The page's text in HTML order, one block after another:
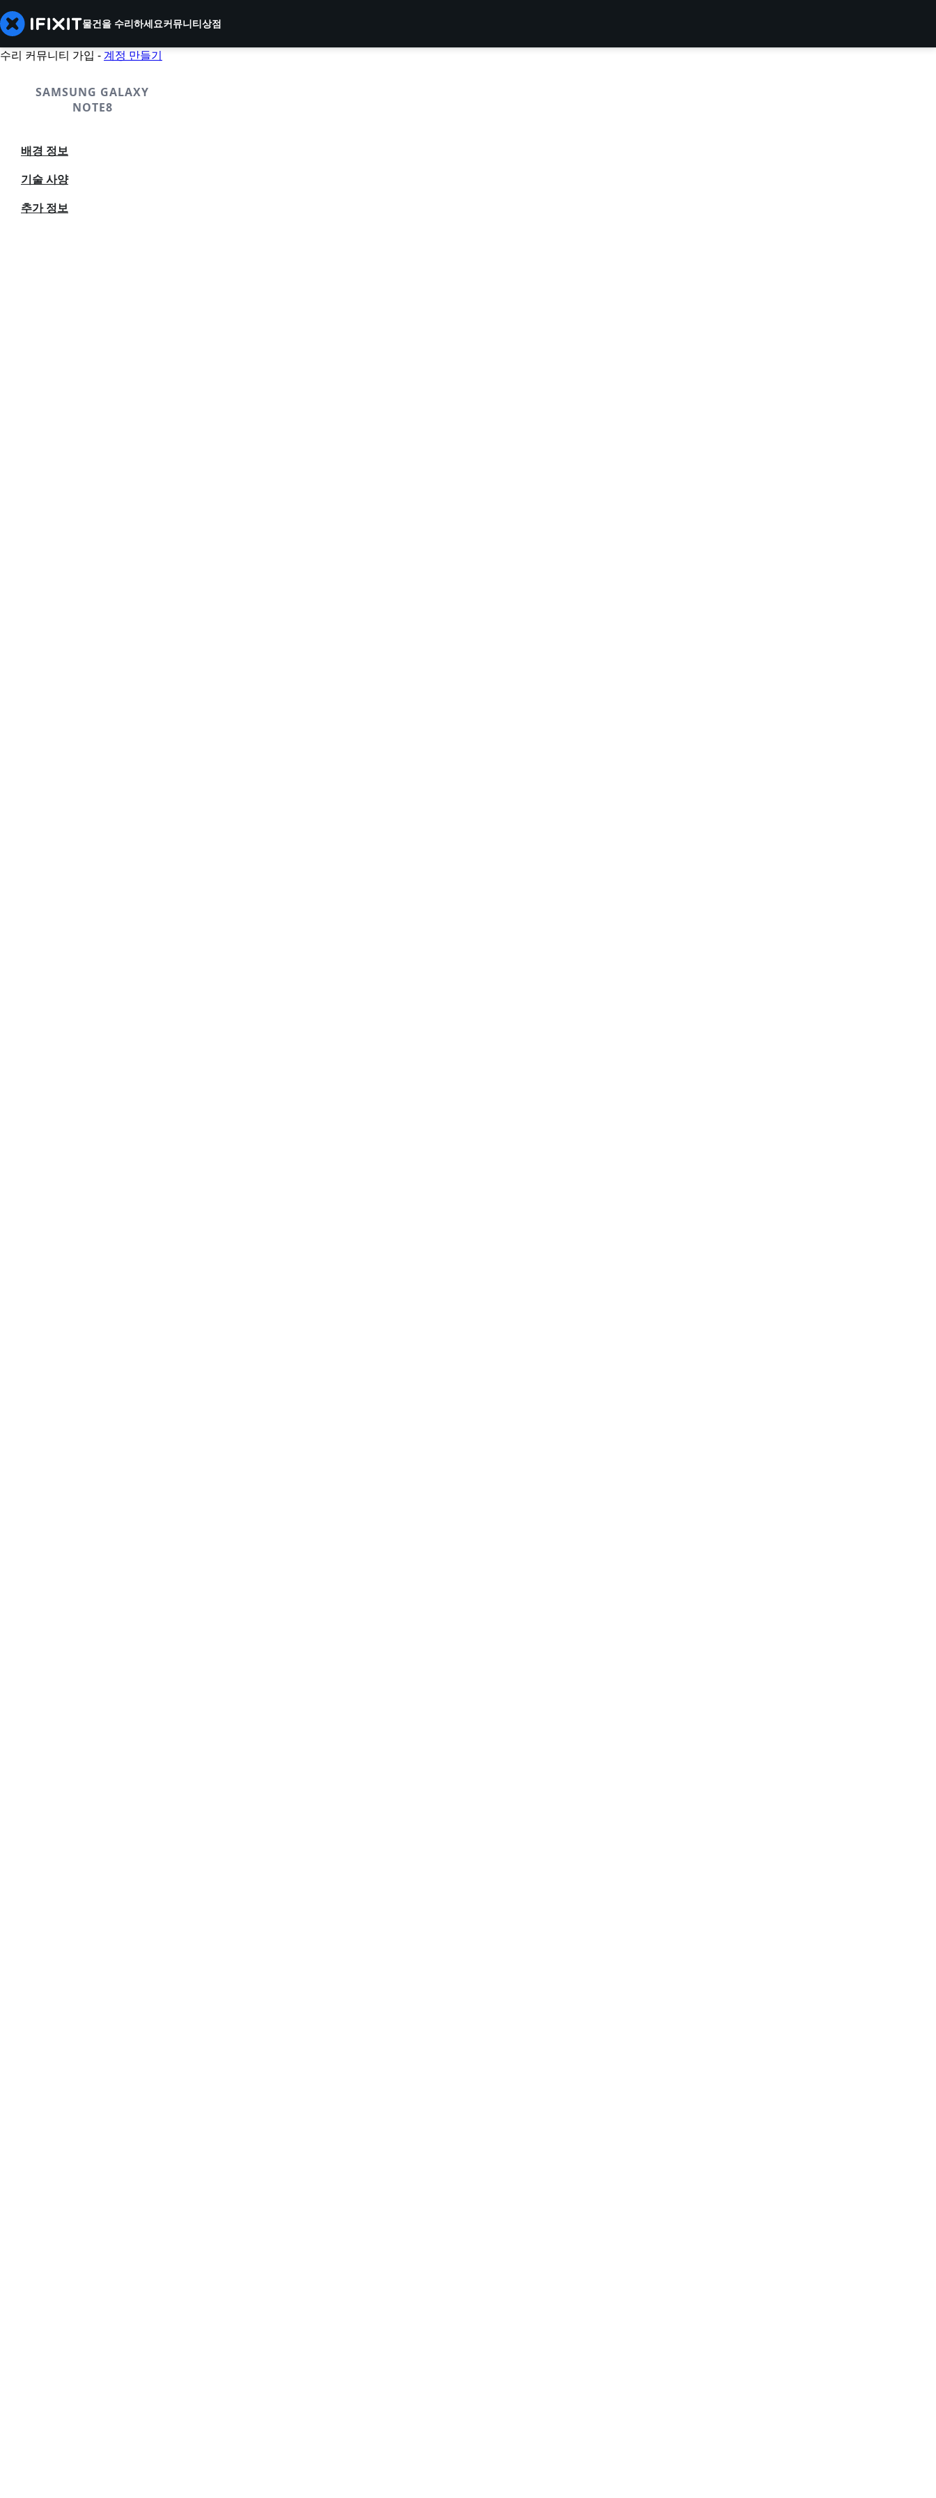
물건을 수리하세요커뮤니티상점
수리 커뮤니티 가입 -계정 만들기
SAMSUNG GALAXY
NOTE8
배경 정보
기술 사양
추가 정보